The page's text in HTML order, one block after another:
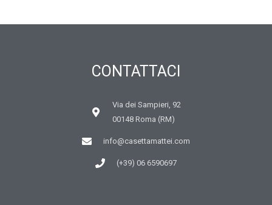
CONTATTACI
Via dei Sampieri, 92
00148 Roma (RM)
info@casettamattei.com
(+39) 06 6590697